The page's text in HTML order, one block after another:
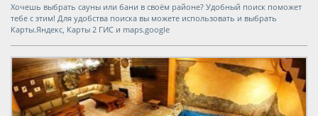
Хочешь выбрать сауны или бани в своём районе? Удобный поиск поможет
тебе с этим! Для удобства поиска вы можете использовать и выбрать
Карты.Яндекс, Карты 2 ГИС и maps.google